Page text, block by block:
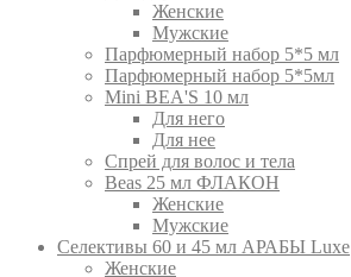
Женские
Мужские
Парфюмерный набор 5*5 мл
Парфюмерный набор 5*5мл
Mini BEA'S 10 мл
Для него
Для нее
Спрей для волос и тела
Beas 25 мл ФЛАКОН
Женские
Мужские
Селективы 60 и 45 мл АРАБЫ Luxe
Женские